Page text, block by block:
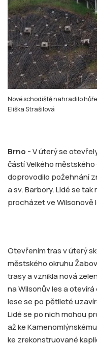
Nové schodiště nahradilo
Eliška Strašilová
Brno -V úterý se
částí Velkého
doprovodilo požehnání
a sv. Barbory. Lidé se
procházet ve Wilsonově
Otevřením tras v úterý
městského okruhu
trasy a vznikla nová
na Wilsonův les a
lese se po pětileté
Lidé se po nich mohou
až ke
ke zrekonstruované